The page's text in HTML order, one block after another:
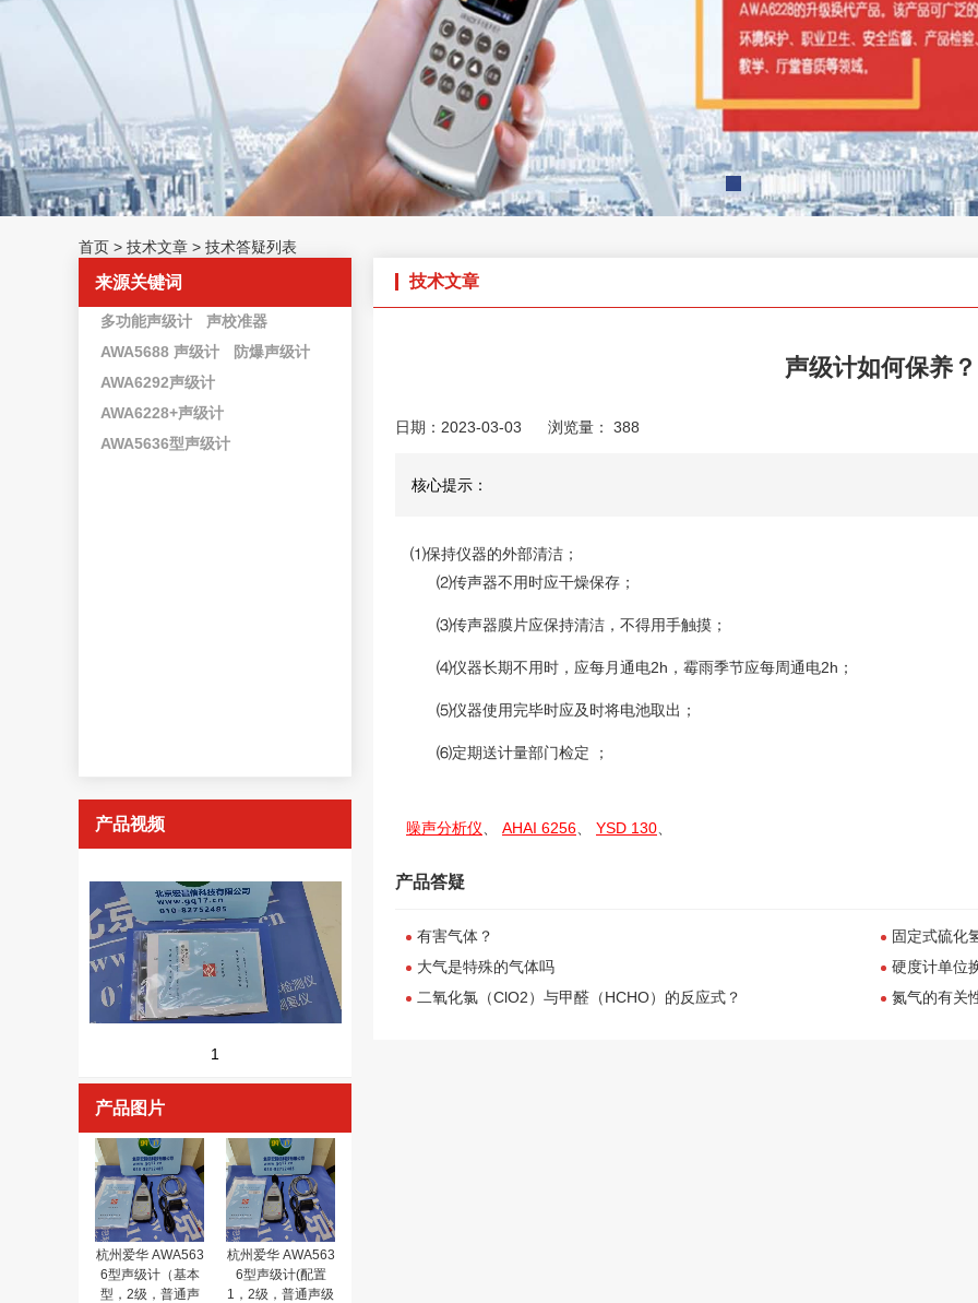
首页 > 技术文章 > 技术答疑列表
来源关键词
多功能声级计
声校准器
AWA5688 声级计
防爆声级计
AWA6292声级计
AWA6228+声级计
AWA5636型声级计
产品视频
1
产品图片
杭州爱华 AWA563
6型声级计（基本
型，2级，普通声
杭州爱华 AWA563
6型声级计(配置
1，2级，普通声级
技术文章
声级计如何保养？
日期：2023-03-03 浏览量： 388
核心提示：
⑴保持仪器的外部清洁；
⑵传声器不用时应干燥保存；
⑶传声器膜片应保持清洁，不得用手触摸；
⑷仪器长期不用时，应每月通电2h，霉雨季节应每周通电2h；
⑸仪器使用完毕时应及时将电池取出；
⑹定期送计量部门检定 ；
噪声分析仪 AHAI 6256 YSD 130
产品答疑
有害气体？
大气是特殊的气体吗
二氧化氯（ClO2）与甲醛（HCHO）的反应式？
固定式硫化
硬度计单位
氮气的有关